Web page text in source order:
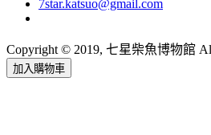
7star.katsuo@gmail.com
Copyright © 2019, 七星柴魚博物館
加入購物車